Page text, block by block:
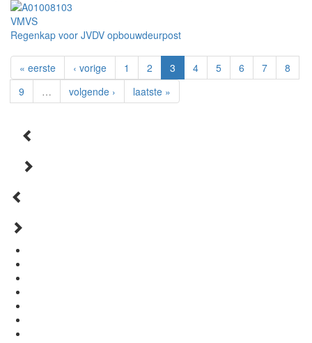
VMVS
Regenkap voor JVDV opbouwdeurpost
« eerste ‹ vorige 1 2 3 4 5 6 7
8
9
… volgende › laatste »